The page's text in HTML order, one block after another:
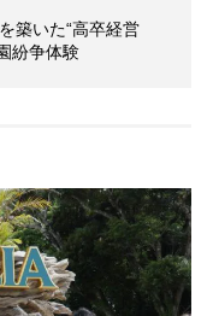
築いた“高卒経営
紛争体験